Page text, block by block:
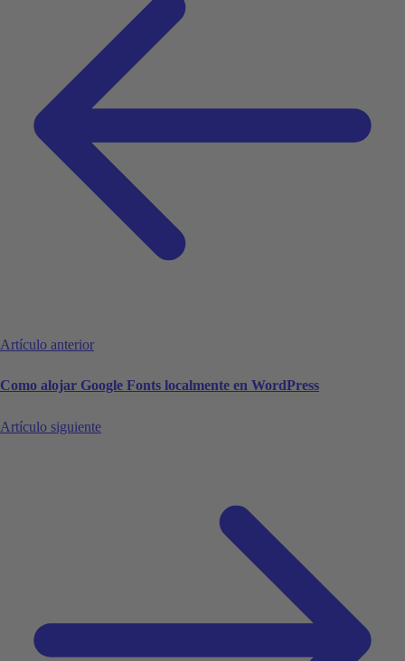
Artículo anterior
Como alojar Google Fonts localmente en WordPress
Artículo siguiente